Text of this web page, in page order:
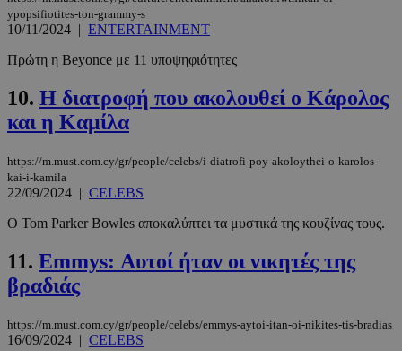
ypopsifiotites-ton-grammy-s
10/11/2024 | ENTERTAINMENT
Πρώτη η Beyonce με 11 υποψηφιότητες
10. Η διατροφή που ακολουθεί ο Κάρολος
και η Καμίλα
https://m.must.com.cy/gr/people/celebs/i-diatrofi-poy-akoloythei-o-karolos-
kai-i-kamila
22/09/2024 | CELEBS
Ο Tom Parker Bowles αποκαλύπτει τα μυστικά της κουζίνας τους.
11. Emmys: Αυτοί ήταν οι νικητές της
βραδιάς
https://m.must.com.cy/gr/people/celebs/emmys-aytoi-itan-oi-nikites-tis-bradias
16/09/2024 | CELEBS